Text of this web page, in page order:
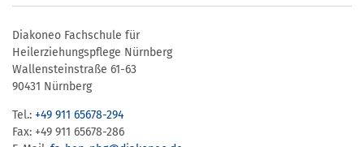
Diakoneo Fachschule für
Heilerziehungspflege Nürnberg
Wallensteinstraße 61-63
90431 Nürnberg
Tel.: +49 911 65678-294
Fax: +49 911 65678-286